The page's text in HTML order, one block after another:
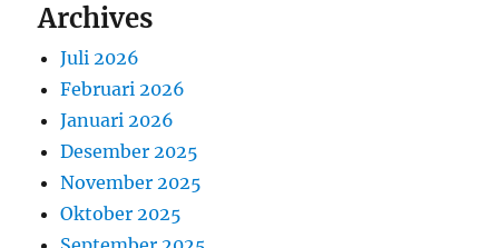
Archives
Juli 2026
Februari 2026
Januari 2026
Desember 2025
November 2025
Oktober 2025